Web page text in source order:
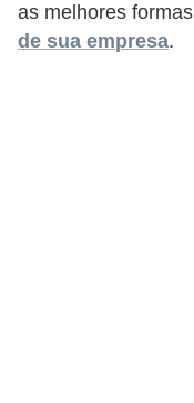
as melhores
de sua empresa.
a
n